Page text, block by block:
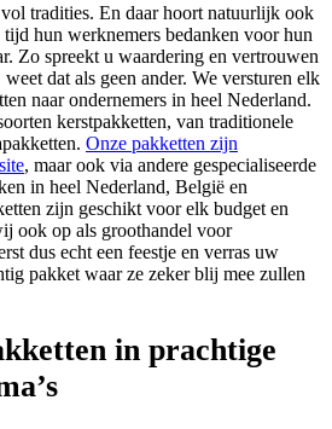
tradities. En daar hoort natuurlijk ook
hun werknemers bedanken voor hun
Zo spreekt u waardering en vertrouwen
dat als geen ander. We versturen elk
naar ondernemers in heel Nederland.
kerstpakketten, van traditionele
Onze pakketten zijn
, maar ook via andere gespecialiseerde
in heel Nederland, België en
zijn geschikt voor elk budget en
ook op als groothandel voor
dus echt een feestje en verras uw
pakket waar ze zeker blij mee zullen
in prachtige